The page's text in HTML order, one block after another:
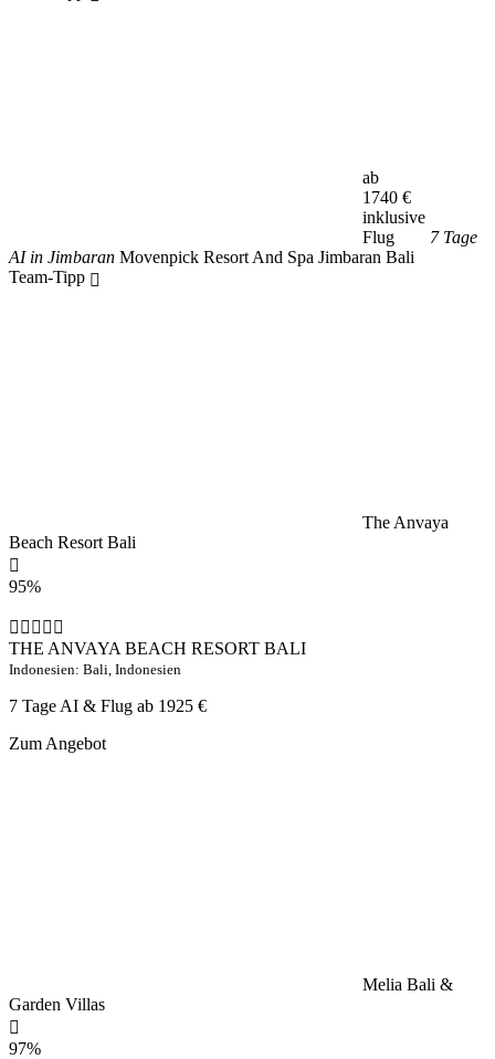
ab
1740 €
inklusive
Flug
7 Tage
AI in Jimbaran Movenpick Resort And Spa Jimbaran Bali
Team-Tipp
The Anvaya
Beach Resort Bali
95%
THE ANVAYA BEACH RESORT BALI
Indonesien: Bali, Indonesien
7 Tage AI & Flug ab 1925 €
Zum Angebot
Melia Bali &
Garden Villas
97%